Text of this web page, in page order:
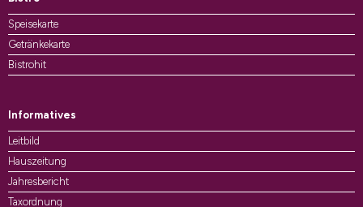
Speisekarte
Getränkekarte
Bistrohit
Informatives
Leitbild
Hauszeitung
Jahresbericht
Taxordnung